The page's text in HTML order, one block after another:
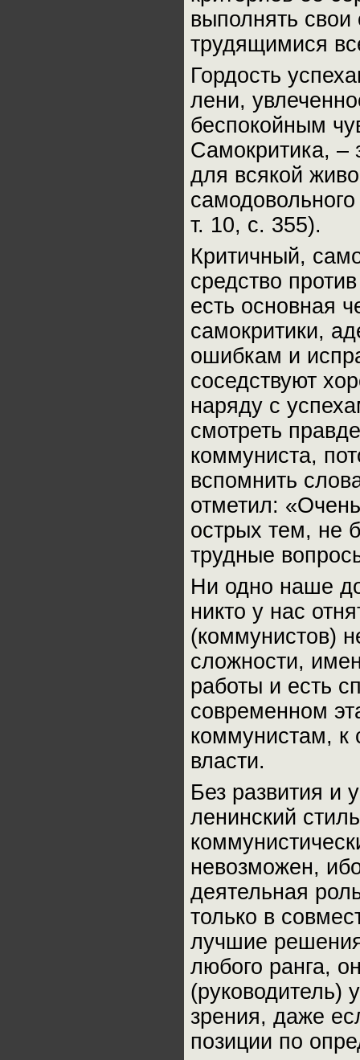
выполнять
трудящимися
Гордость
лени,
беспокойным
Самокритика, –
для всякой
т. 10, с. 355).
Критичный,
средство
есть основная
самокритики,
ошибкам и
соседствуют
наряду с
смотреть
коммуниста,
вспомнить
отметил:
острых тем, не
трудные
Ни одно наше
никто у нас
(коммунистов)
сложности,
работы и есть
современном
коммунистам, к
власти.
Без развития и
ленинский
невозможен,
деятельная
только в
лучшие
любого ранга,
(руководитель)
зрения, даже
позиции по